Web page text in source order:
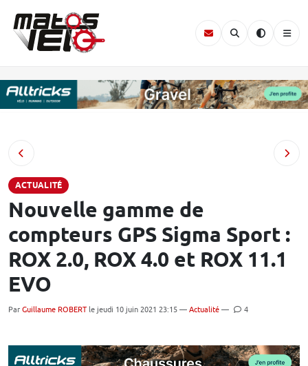
ACTUALITÉ
Nouvelle gamme de
compteurs GPS Sigma Sport :
ROX 2.0, ROX 4.0 et ROX 11.1
EVO
Par Guillaume ROBERT le jeudi 10 juin 2021 23:15 — Actualité — 4